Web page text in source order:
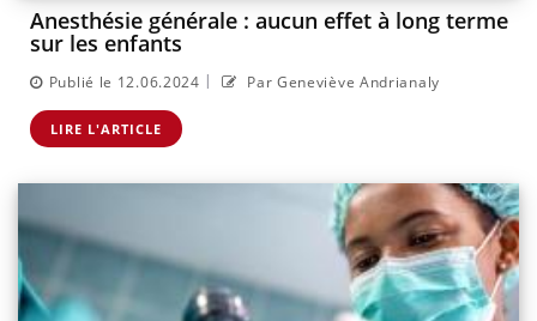
Anesthésie générale : aucun effet à long terme
sur les enfants
Publié le 12.06.2024 | Par Geneviève Andrianaly
LIRE L'ARTICLE